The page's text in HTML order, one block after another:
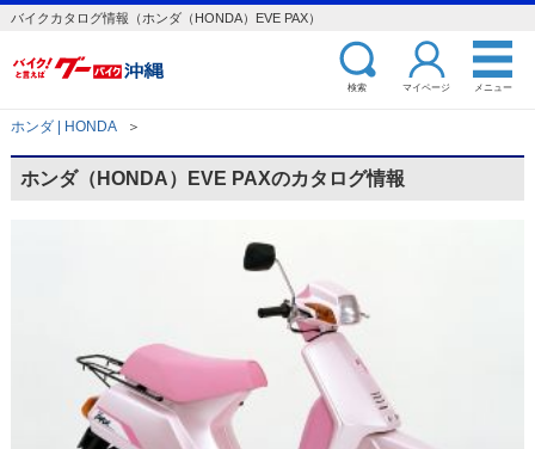
バイクカタログ情報（ホンダ（HONDA）EVE PAX）
検索 マイページ メニュー
ホンダ | HONDA ＞
ホンダ（HONDA）EVE PAXのカタログ情報